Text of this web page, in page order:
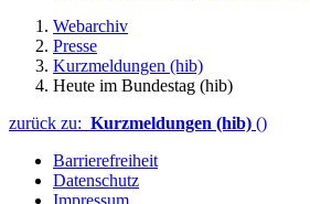
Webarchiv
Presse
Kurzmeldungen (hib)
Heute im Bundestag (hib)
zurück zu: Kurzmeldungen (hib) ()
Barrierefreiheit
Datenschutz